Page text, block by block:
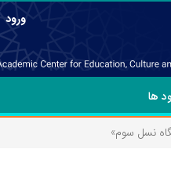
ورود
ها
نسل سوم»